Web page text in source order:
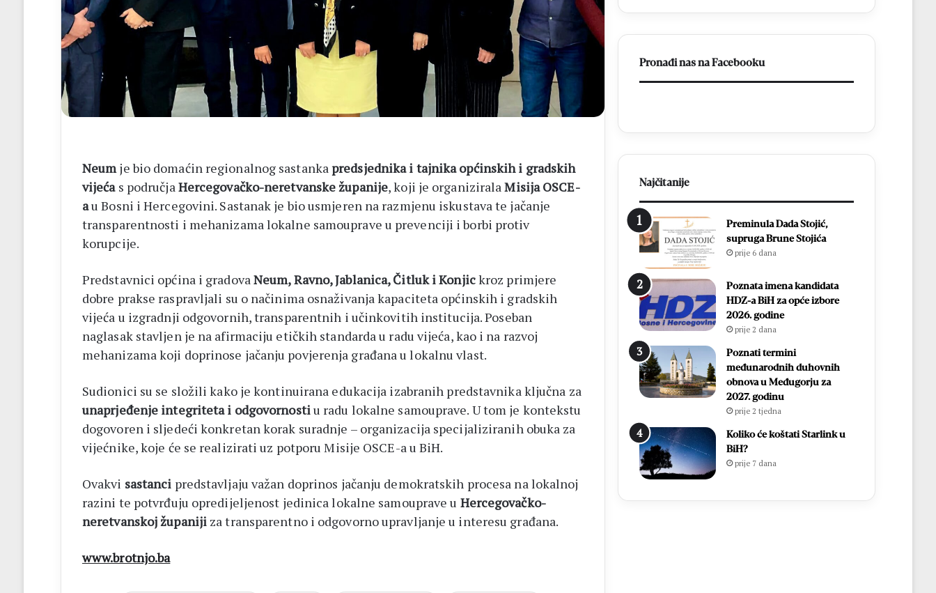
Neum je bio domaćin regionalnog sastankapredsjednika i tajnika općinskih i gradskih
vijećas područja Hercegovačko-neretvanske županije, koji je organiziralaMisija OSCE-
au Bosni i Hercegovini. Sastanak je bio usmjeren na razmjenu iskustava te jačanje
transparentnosti i mehanizama lokalne samouprave u prevenciji i borbi protiv
korupcije.
Predstavnici općina i gradova Neum, Ravno, Jablanica, Čitluk i Konjickroz primjere
dobre prakse raspravljali su o načinima osnaživanja kapaciteta općinskih i gradskih
vijeća u izgradnji odgovornih, transparentnih i učinkovitih institucija. Poseban
naglasak stavljen je na afirmaciju etičkih standarda u radu vijeća, kao i na razvoj
mehanizama koji doprinose jačanju povjerenja građana u lokalnu vlast.
Sudionici su se složili kako je kontinuirana edukacija izabranih predstavnika ključna za
unaprjeđenje integriteta i odgovornostiu radu lokalne samouprave. U tom je kontekstu
dogovoren i sljedeći konkretan korak suradnje – organizacija specijaliziranih obuka za
vijećnike, koje će se realizirati uz potporu Misije OSCE-a u BiH.
Ovakvi sastanci predstavljaju važan doprinos jačanju demokratskih procesa na lokalnoj
razini te potvrđuju opredijeljenost jedinica lokalne samouprave u Hercegovačko-
neretvanskoj županiji za transparentno i odgovorno upravljanje u interesu građana.
www.brotnjo.ba
2026.
Pronađi nas na Facebooku
Najčitanije
Preminula Dada Stojić,
supruga Brune Stojića
prije 6 dana
Poznata imena kandidata
HDZ-a BiH za opće izbore
2026. godine
prije 2 dana
Poznati termini
međunarodnih duhovnih
obnova u Međugorju za
2027. godinu
prije 2 tjedna
Koliko će koštati Starlink u
BiH?
prije 7 dana